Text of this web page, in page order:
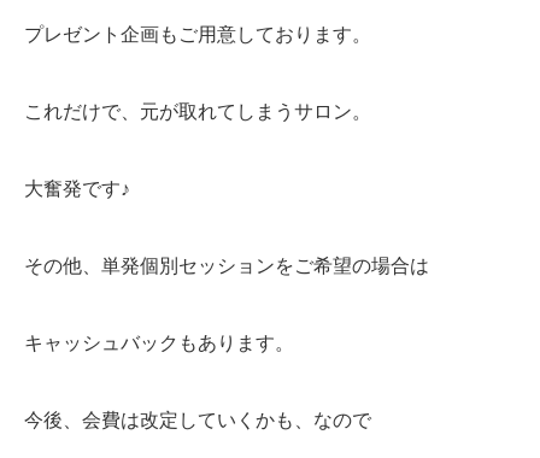
プレゼント企画もご用意しております。
これだけで、元が取れてしまうサロン。
大奮発です♪
その他、単発個別セッションをご希望の場合は
キャッシュバックもあります。
今後、会費は改定していくかも、なので